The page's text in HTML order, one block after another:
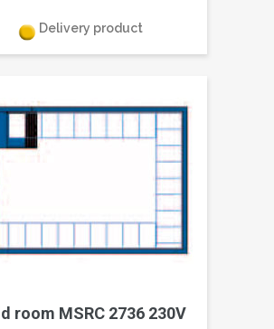
Delivery product
room MSRC 2736 230V